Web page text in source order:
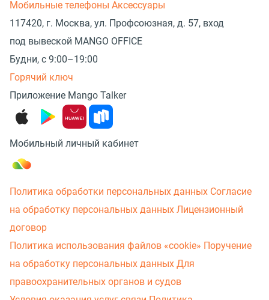
Мобильные телефоны Аксессуары
117420, г. Москва, ул. Профсоюзная, д. 57, вход
под вывеской MANGO OFFICE
Будни, с 9:00–19:00
Горячий ключ
Приложение Mango Talker
Мобильный личный кабинет
Политика обработки персональных данных Согласие
на обработку персональных данных Лицензионный
договор
Политика использования файлов «cookie» Поручение
на обработку персональных данных Для
правоохранительных органов и судов